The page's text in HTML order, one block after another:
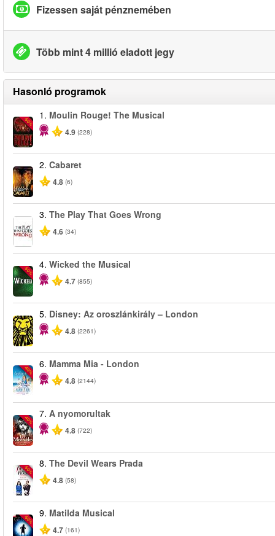
Fizessen saját pénznemében
Több mint 4 millió eladott jegy
Hasonló programok
-50%
1. Moulin Rouge! The Musical
4.9 (228)
2. Cabaret
4.8 (6)
3. The Play That Goes Wrong
4.6 (34)
-50%
4. Wicked the Musical
4.7 (855)
5. Disney: Az oroszlánkirály – London
4.8 (2261)
-40%
6. Mamma Mia - London
4.8 (2144)
-40%
7. A nyomorultak
4.8 (722)
-50%
8. The Devil Wears Prada
4.8 (58)
-50%
9. Matilda Musical
4.7 (161)